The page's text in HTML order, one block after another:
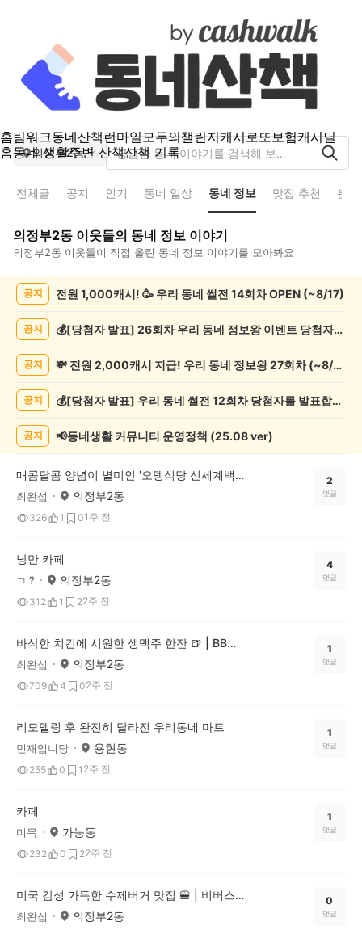
홈팀워크동네산책 런마일모두의챌린지캐시로또보험캐시딜
홈동네 생활주변 산책산책 기록
의정부2동
전체글 공지 인기 동네 일상 동네 정보 맛집 추천 분
의정부2동 이웃들의 동네 정보 이야기
의정부2동 이웃들이 직접 올린 동네 정보 이야기를 모아봐요
글
공지 전원 1,000캐시! 🥳 우리 동네 썰전 14회차 OPEN (~8/17)
공지 💰[당첨자 발표] 26회차 우리 동네 정보왕 이벤트 당첨자를 발표합니다!
공지 💸 전원 2,000캐시 지급! 우리 동네 정보왕 27회차 (~8/10)
공지 💰[당첨자 발표] 우리 동네 썰전 12회차 당첨자를 발표합니다!
공지 📢동네생활 커뮤니티 운영정책 (25.08 ver)
매콤달콤 양념이 별미인 '오뎅식당 신세계백화점 의정부점' 부대볶음! 🥘
최완섭 의정부2동
326 1 01주 전
2
댓글
낭만 카페
ㄱ ? 의정부2동
312 1 22주 전
4
댓글
바삭한 치킨에 시원한 생맥주 한잔 🍺 | BBQ 회룡역점 후기
최완섭 의정부2동
709 4 02주 전
1
댓글
리모델링 후 완전히 달라진 우리동네 마트
민재입니당 용현동
255 0 1 2주 전
1
댓글
카페
미목 가능동
232 0 22주 전
1
댓글
미국 감성 가득한 수제버거 맛집 🍔 | 비버스키친 의정부본점 소개해요
최완섭 의정부2동
0
댓글